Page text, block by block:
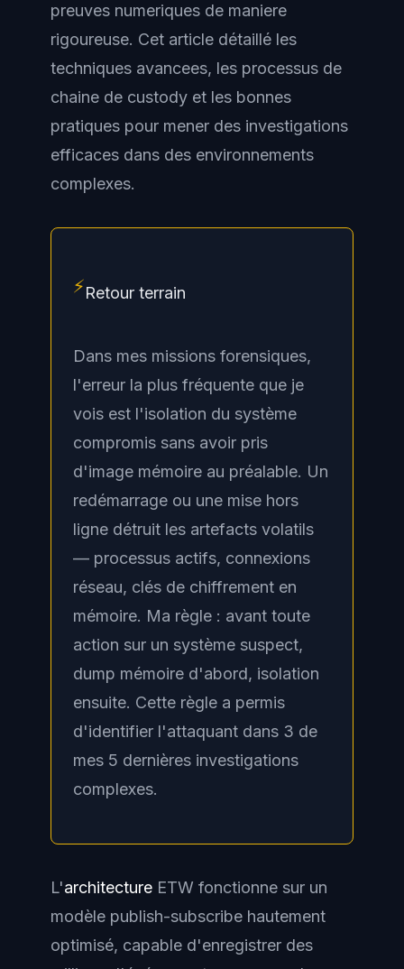
preuves numeriques de maniere
rigoureuse. Cet article détaillé les
techniques avancees, les processus de
chaine de custody et les bonnes
pratiques pour mener des investigations
efficaces dans des environnements
complexes.
⚡Retour terrain
Dans mes missions forensiques,
l'erreur la plus fréquente que je
vois est l'isolation du système
compromis sans avoir pris
d'image mémoire au préalable. Un
redémarrage ou une mise hors
ligne détruit les artefacts volatils
— processus actifs, connexions
réseau, clés de chiffrement en
mémoire. Ma règle : avant toute
action sur un système suspect,
dump mémoire d'abord, isolation
ensuite. Cette règle a permis
d'identifier l'attaquant dans 3 de
mes 5 dernières investigations
complexes.
L'architecture ETW fonctionne sur un
modèle publish-subscribe hautement
optimisé, capable d'enregistrer des